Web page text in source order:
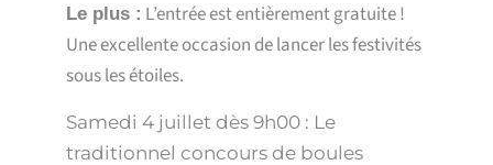
Le plus : L’entrée est entièrement gratuite !
Une excellente occasion de lancer les festivités
sous les étoiles.
Samedi 4 juillet dès 9h00 : Le
traditionnel concours de boules